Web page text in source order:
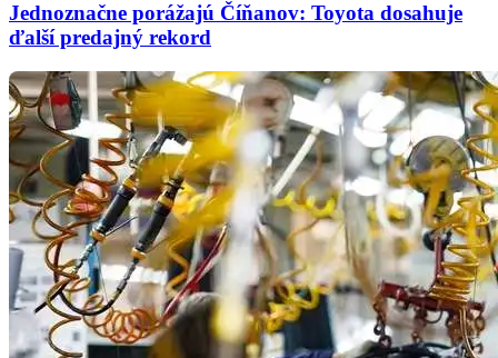
Jednoznačne porážajú Číňanov: Toyota dosahuje
ďalší predajný rekord